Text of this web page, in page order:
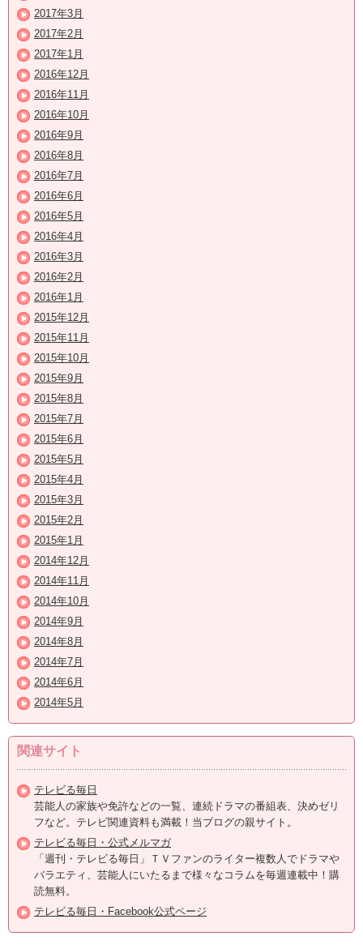
2017年3月
2017年2月
2017年1月
2016年12月
2016年11月
2016年10月
2016年9月
2016年8月
2016年7月
2016年6月
2016年5月
2016年4月
2016年3月
2016年2月
2016年1月
2015年12月
2015年11月
2015年10月
2015年9月
2015年8月
2015年7月
2015年6月
2015年5月
2015年4月
2015年3月
2015年2月
2015年1月
2014年12月
2014年11月
2014年10月
2014年9月
2014年8月
2014年7月
2014年6月
2014年5月
関連サイト
テレビる毎日
芸能人の家族や免許などの一覧、連続ドラマの番組表、決めゼリ
フなど。テレビ関連資料も満載！当ブログの親サイト。
テレビる毎日・公式メルマガ
「週刊・テレビる毎日」ＴＶファンのライター複数人でドラマや
バラエティ、芸能人にいたるまで様々なコラムを毎週連載中！購
読無料。
テレビる毎日・Facebook公式ページ